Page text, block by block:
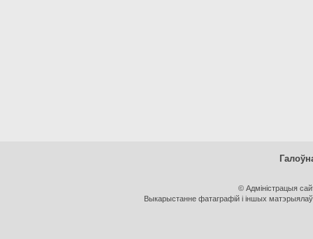
© Адміністрацыя
Выкарыстанне фатаграфій і іншых